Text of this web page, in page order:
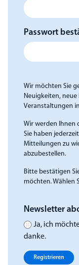
Passwort
Wir möchten Sie
Neuigkeiten,
Veranstaltungen
Wir werden Ihnen
Sie haben
Mitteilungen zu
abzubestellen.
Bitte bestätigen
möchten. Wählen
Newsletter
Ja, ich
danke.
Registrieren